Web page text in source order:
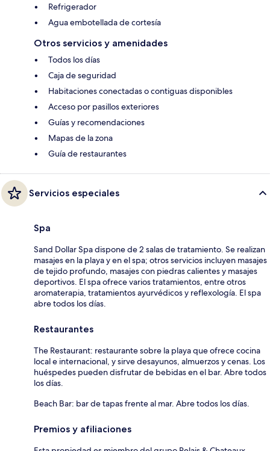
Refrigerador
Agua embotellada de cortesía
Otros servicios y amenidades
Todos los días
Caja de seguridad
Habitaciones conectadas o contiguas disponibles
Acceso por pasillos exteriores
Guías y recomendaciones
Mapas de la zona
Guía de restaurantes
Servicios especiales
Spa
Sand Dollar Spa dispone de 2 salas de tratamiento. Se realizan
masajes en la playa y en el spa; otros servicios incluyen masajes
de tejido profundo, masajes con piedras calientes y masajes
deportivos. El spa ofrece varios tratamientos, entre otros
aromaterapia, tratamientos ayurvédicos y reflexología. El spa
abre todos los días.
Restaurantes
The Restaurant: restaurante sobre la playa que ofrece cocina
local e internacional, y sirve desayunos, almuerzos y cenas. Los
huéspedes pueden disfrutar de bebidas en el bar. Abre todos
los días.
Beach Bar: bar de tapas frente al mar. Abre todos los días.
Premios y afiliaciones